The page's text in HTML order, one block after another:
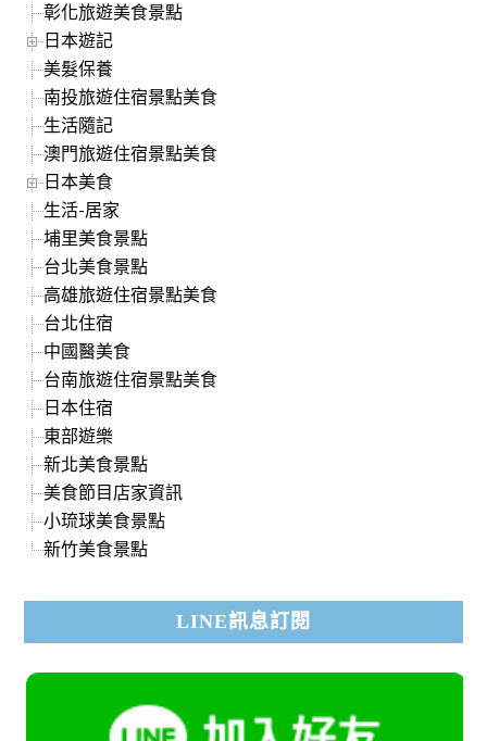
彰化旅遊美食景點
日本遊記
美髮保養
南投旅遊住宿景點美食
生活隨記
澳門旅遊住宿景點美食
日本美食
生活-居家
埔里美食景點
台北美食景點
高雄旅遊住宿景點美食
台北住宿
中國醫美食
台南旅遊住宿景點美食
日本住宿
東部遊樂
新北美食景點
美食節目店家資訊
小琉球美食景點
新竹美食景點
LINE訊息訂閱